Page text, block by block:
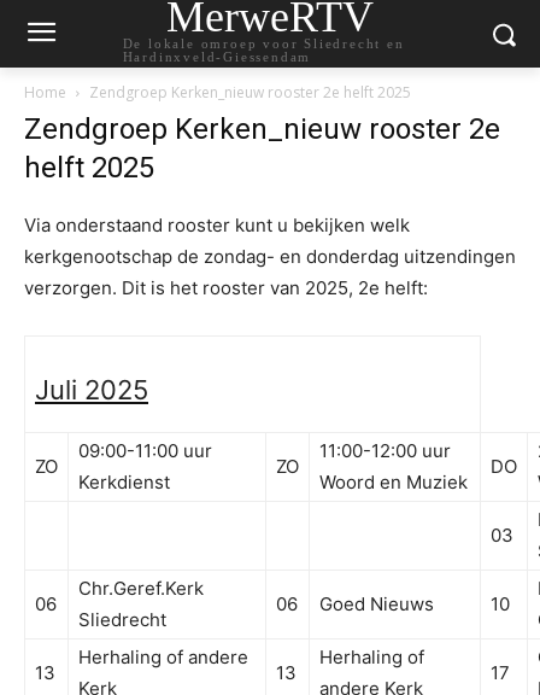
MerweRTV
De lokale omroep voor Sliedrecht en
Hardinxveld-Giessendam
Home Zendgroep Kerken_nieuw rooster 2e helft 2025
Zendgroep Kerken_nieuw rooster 2e
helft 2025
Via onderstaand rooster kunt u bekijken welk
kerkgenootschap de zondag- en donderdag uitzendingen
verzorgen. Dit is het rooster van 2025, 2e helft:
Juli 2025
ZO
09:00-11:00 uur
Kerkdienst
ZO
11:00-12:00 uur
Woord en Muziek
DO
03
06
Chr.Geref.Kerk
Sliedrecht
06 Goed Nieuws 10
13
Herhaling of andere
Kerk
13
Herhaling of
andere Kerk
17